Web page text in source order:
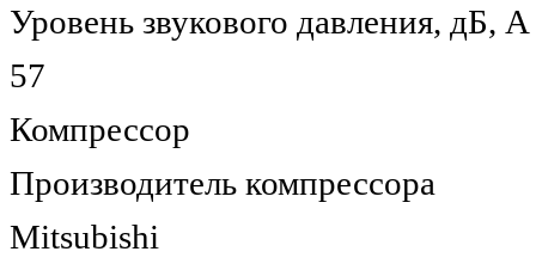
Уровень звукового давления, дБ, А
57
Компрессор
Производитель компрессора
Mitsubishi